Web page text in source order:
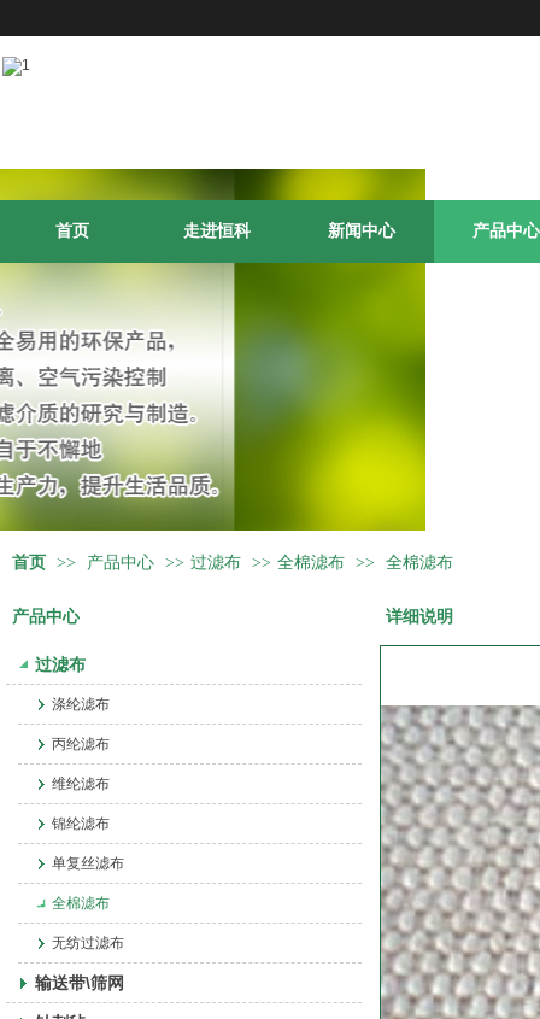
首页 走进恒科 新闻中心 产品中心
首页 >> 产品中心 >> 过滤布 >> 全棉滤布 >> 全棉滤布
产品中心
过滤布
涤纶滤布
丙纶滤布
维纶滤布
锦纶滤布
单复丝滤布
全棉滤布
无纺过滤布
输送带\筛网
详细说明